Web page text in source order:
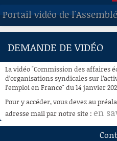
Portail vidéo de
ACCUEIL
À LA DEMANDE
RECHERCHE
AIDE À LA DÉCOUPE
DE VIDÉOS
DEMANDE DE VIDÉO
La vidéo "Commission des affaires
d’organisations syndicales sur
l’emploi en France" du 14 janvier
Pour y accéder, vous devez au
adresse mail par notre site : en